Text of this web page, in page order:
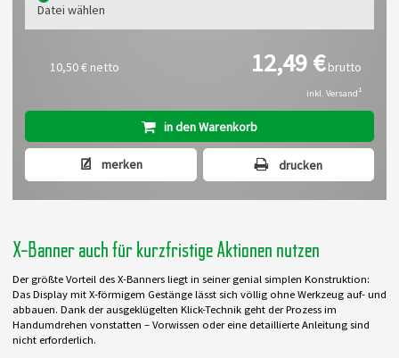
Datei wählen
10,50 € netto 12,49 €brutto
inkl. Versand1
in den Warenkorb
merken drucken
X-Banner auch für kurzfristige Aktionen nutzen
Der größte Vorteil des X-Banners liegt in seiner genial simplen Konstruktion:
Das Display mit X-förmigem Gestänge lässt sich völlig ohne Werkzeug auf- und
abbauen. Dank der ausgeklügelten Klick-Technik geht der Prozess im
Handumdrehen vonstatten – Vorwissen oder eine detaillierte Anleitung sind
nicht erforderlich.